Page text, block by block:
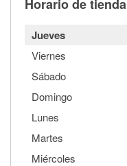
Horario de tienda
Jueves
Viernes
Sábado
Domingo
Lunes
Martes
Miércoles